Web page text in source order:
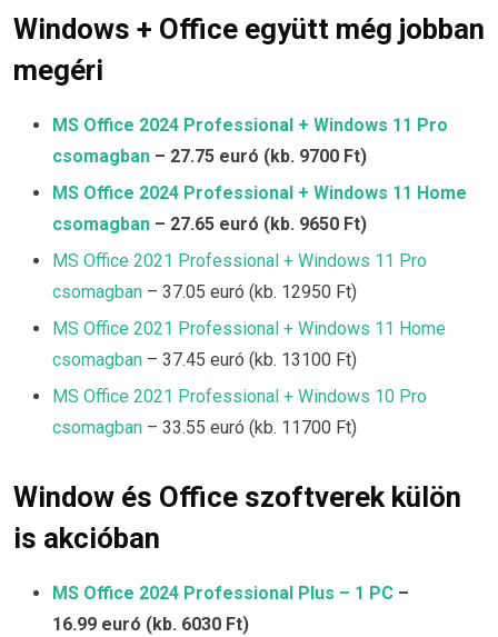
Windows + Office együtt még jobban
megéri
MS Office 2024 Professional + Windows 11 Pro
csomagban – 27.75 euró (kb. 9700 Ft)
MS Office 2024 Professional + Windows 11 Home
csomagban – 27.65 euró (kb. 9650 Ft)
MS Office 2021 Professional + Windows 11 Pro
csomagban – 37.05 euró (kb. 12950 Ft)
MS Office 2021 Professional + Windows 11 Home
csomagban – 37.45 euró (kb. 13100 Ft)
MS Office 2021 Professional + Windows 10 Pro
csomagban – 33.55 euró (kb. 11700 Ft)
Window és Office szoftverek külön
is akcióban
MS Office 2024 Professional Plus – 1 PC –
16.99 euró (kb. 6030 Ft)